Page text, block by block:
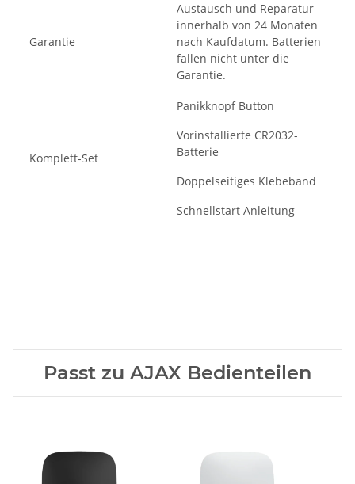
Garantie
Austausch und Reparatur
innerhalb von 24 Monaten
nach Kaufdatum. Batterien
fallen nicht unter die
Garantie.
Komplett-Set
Panikknopf Button
Vorinstallierte CR2032-
Batterie
Doppelseitiges Klebeband
Schnellstart Anleitung
Passt zu AJAX Bedienteilen